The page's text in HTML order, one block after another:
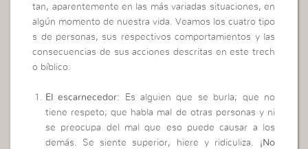
tan, aparentemente en las más variadas situaciones, en
algún momento de nuestra vida. Veamos los cuatro tipo
s de personas, sus respectivos comportamientos y las
consecuencias de sus acciones descritas en este trech
o bíblico:
El escarnecedor: Es alguien que se burla; que no
tiene respeto; que habla mal de otras personas y ni
se preocupa del mal que eso puede causar a los
demás. Se siente superior, hiere y ridiculiza.
¡No